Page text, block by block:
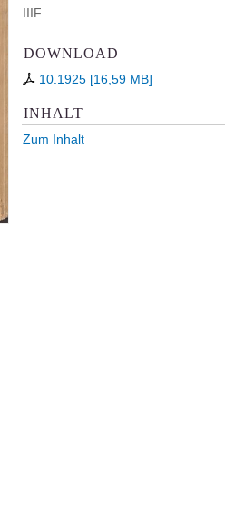
IIIF
DOWNLOAD
10.1925 [16,59 MB]
INHALT
Zum Inhalt